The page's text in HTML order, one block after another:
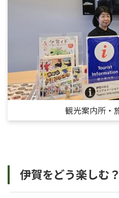
観光案内所・
伊賀をどう楽しむ